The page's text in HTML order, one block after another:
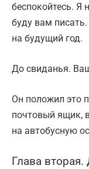
беспокойтесь. Я
буду вам
на будущий год.
До свиданья.
Он положил это
почтовый ящик,
на автобусную
Глава вторая.